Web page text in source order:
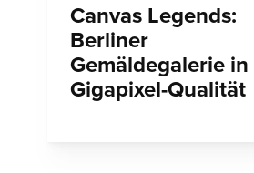
Canvas Legends:
Berliner
Gemäldegalerie in
Gigapixel-Qualität